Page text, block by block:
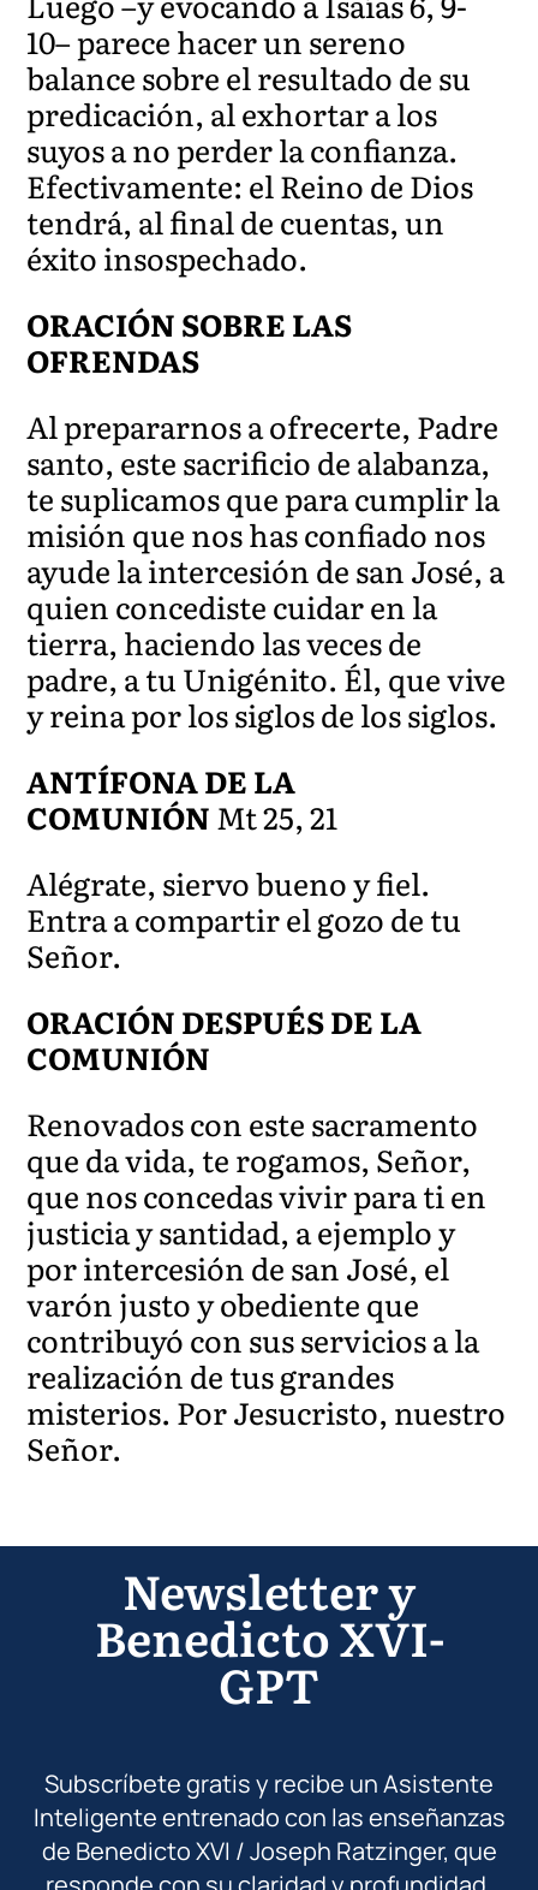
10– parece hacer un sereno
balance sobre el resultado de su
predicación, al exhortar a los
suyos a no perder la confianza.
Efectivamente: el Reino de Dios
tendrá, al final de cuentas, un
éxito insospechado.
ORACIÓN SOBRE LAS
OFRENDAS
Al prepararnos a ofrecerte, Padre
santo, este sacrificio de alabanza,
te suplicamos que para cumplir la
misión que nos has confiado nos
ayude la intercesión de san José, a
quien concediste cuidar en la
tierra, haciendo las veces de
padre, a tu Unigénito. Él, que vive
y reina por los siglos de los siglos.
ANTÍFONA DE LA
COMUNIÓNMt 25, 21
Alégrate, siervo bueno y fiel.
Entra a compartir el gozo de tu
Señor.
ORACIÓN DESPUÉS DE LA
COMUNIÓN
Renovados con este sacramento
que da vida, te rogamos, Señor,
que nos concedas vivir para ti en
justicia y santidad, a ejemplo y
por intercesión de san José, el
varón justo y obediente que
contribuyó con sus servicios a la
realización de tus grandes
misterios. Por Jesucristo, nuestro
Señor.
Newsletter y
Benedicto XVI-
GPT
Subscríbete gratis y recibe un Asistente
Inteligente entrenado con las enseñanzas
de Benedicto XVI / Joseph Ratzinger, que